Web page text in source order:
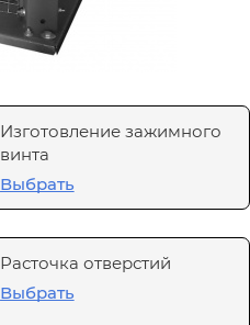
Изготовление зажимного
винта
Выбрать
Расточка отверстий
Выбрать